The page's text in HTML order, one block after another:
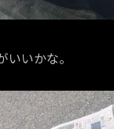
いかな。